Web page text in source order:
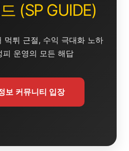
(SP GUIDE)
먹튀 근절, 수익 극대화 노하
피 운영의 모든 해답
보 커뮤니티 입장